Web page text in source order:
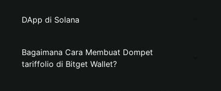
DApp di Solana
Bagaimana Cara Membuat Dompet
tariffolio di Bitget Wallet?